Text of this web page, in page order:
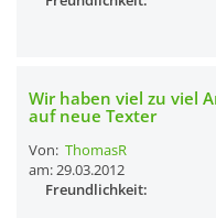
Wir haben viel zu viel
auf neue Texter
Von: ThomasR
am: 29.03.2012
Freundlichkeit: